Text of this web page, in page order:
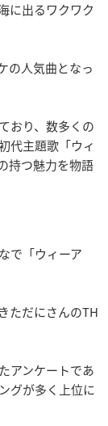
に出るワクワク
の人気曲となっ
おり、数多くの
代主題歌「ウィ
持つ魅力を物語
で「ウィーア
ただにさんのTH
アンケートであ
グが多く上位に